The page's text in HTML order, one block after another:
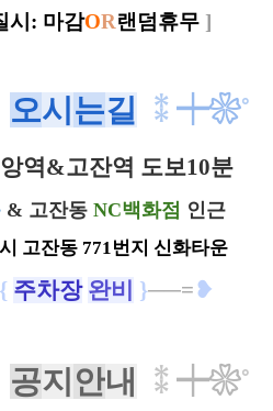
시: 마감OR랜덤휴무 ]
오시 는길 ⁑ ┿❀˚
역&고잔역 도보10분
& 고잔동 NC백화점 인근
고잔동 771번지 신화타운
{ 주차장 완비 }──=❥
공지 안내 ⁑ ┿❀˚